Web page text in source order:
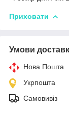
Приховати
Умови
Нова Пошта
Укрпошта
Самовивіз